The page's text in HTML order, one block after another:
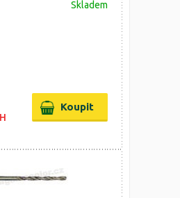
Skladem